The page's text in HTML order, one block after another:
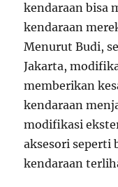
kendaraan bisa
kendaraan
Menurut Budi,
Jakarta,
memberikan
kendaraan
modifikasi
aksesori seperti
kendaraan